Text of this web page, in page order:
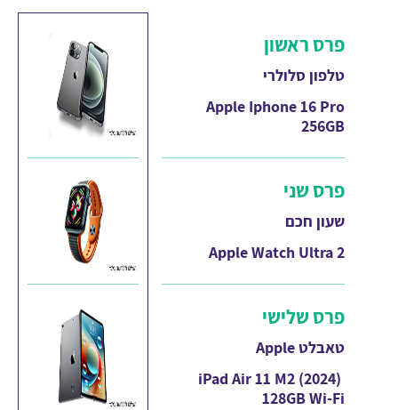
פרס ראשון
טלפון סלולרי
Apple Iphone 16 Pro
256GB
פרס שני
שעון חכם
Apple Watch Ultra 2
פרס שלישי
טאבלט Apple
iPad Air 11 M2 (2024)
128GB Wi-Fi